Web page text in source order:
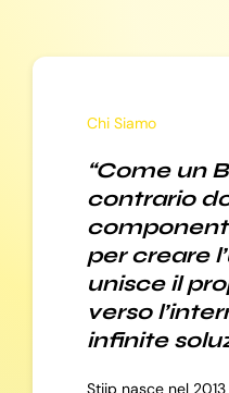
Chi Siamo
“Come un
contrario
per creare
unisce il
verso
infinite
Stiip nasce nel